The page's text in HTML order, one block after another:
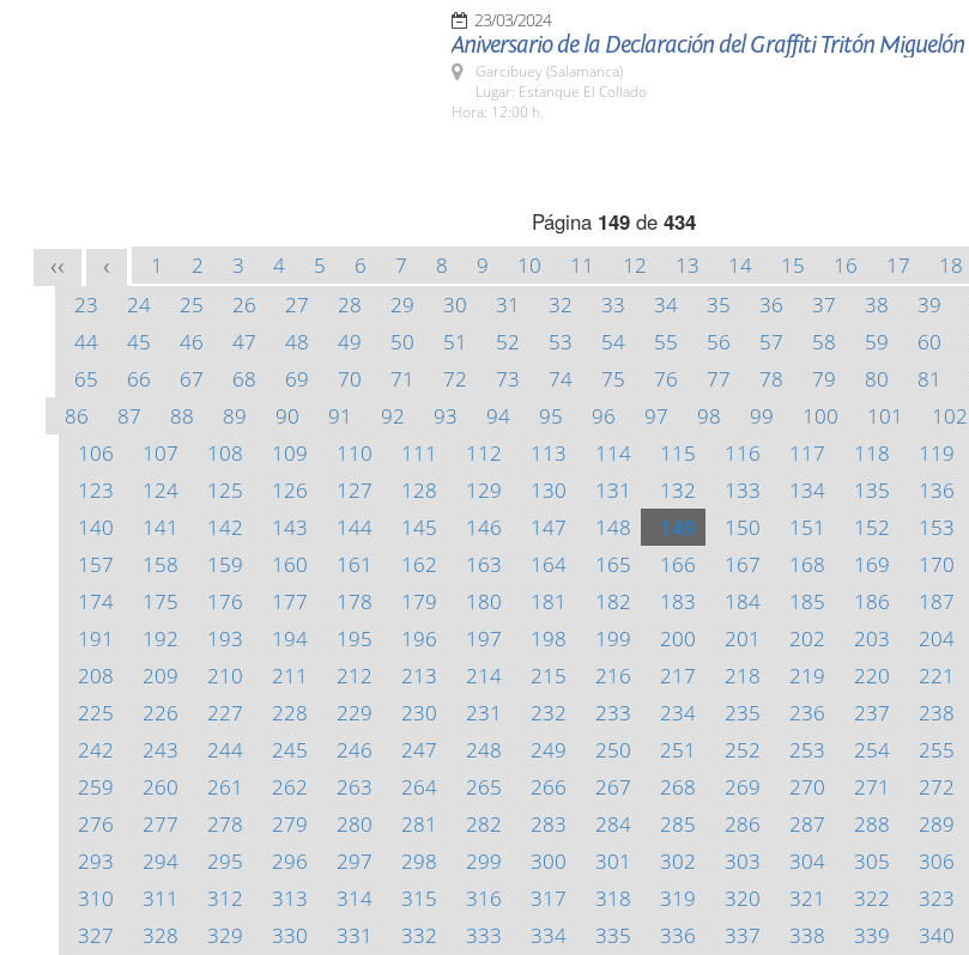
23/03/2024
Aniversario de la Declaración del Graffiti Tritón Miguelón
Garcibuey (Salamanca)
Lugar: Estanque El Collado
Hora: 12:00 h.
Página 149de 434
<< < 1 2 3 4 5 6 7 8 9 10 11 12 13 14 15 16 17 18
23
24 25 26 27 28 29 30 31 32 33 34 35 36 37 38 39
44
45 46 47 48 49 50 51 52 53 54 55 56 57 58 59 60
65
66 67 68 69 70 71 72 73 74 75 76 77 78 79 80 81
86
87 88 89 90 91 92 93 94 95 96 97 98 99 100 101 102
106
107 108 109 110 111 112 113 114 115 116 117 118 119
123
124 125 126 127 128 129 130 131 132 133 134 135 136
140
141 142 143 144 145 146 147 148 149 150 151 152 153
157
158 159 160 161 162 163 164 165 166 167 168 169 170
174
175 176 177 178 179 180 181 182 183 184 185 186 187
191
192 193 194 195 196 197 198 199 200 201 202 203 204
208
209 210 211 212 213 214 215 216 217 218 219 220 221
225
226 227 228 229 230 231 232 233 234 235 236 237 238
242
243 244 245 246 247 248 249 250 251 252 253 254 255
259
260 261 262 263 264 265 266 267 268 269 270 271 272
276
277 278 279 280 281 282 283 284 285 286 287 288 289
293
294 295 296 297 298 299 300 301 302 303 304 305 306
310
311 312 313 314 315 316 317 318 319 320 321 322 323
327
328 329 330 331 332 333 334 335 336 337 338 339 340